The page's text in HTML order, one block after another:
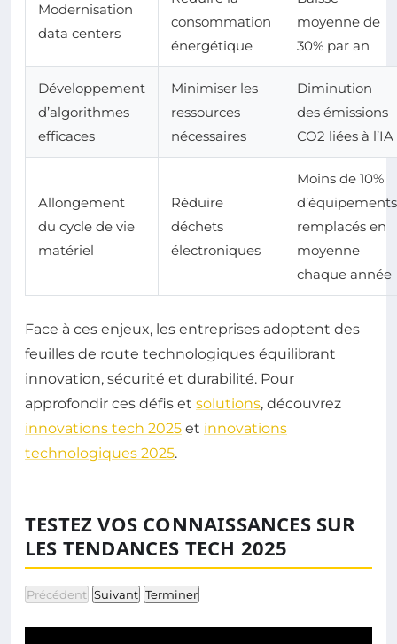
Modernisation
data centers
consommation
énergétique
moyenne de
30% par an
Développement
d’algorithmes
efficaces
Minimiser les
ressources
nécessaires
Diminution
des émissions
CO2 liées à l’IA
Allongement
du cycle de vie
matériel
Réduire
déchets
électroniques
Moins de 10%
d’équipements
remplacés en
moyenne
chaque année
Face à ces enjeux, les entreprises adoptent des
feuilles de route technologiques équilibrant
innovation, sécurité et durabilité. Pour
approfondir ces défis et solutions, découvrez
innovations tech 2025 et innovations
technologiques 2025.
TESTEZ VOS CONNAISSANCES SUR
LES TENDANCES TECH 2025
Précédent Suivant Terminer